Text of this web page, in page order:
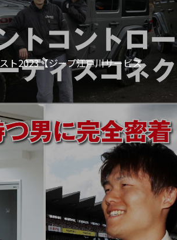
ト2023【ジープ江戸川サービス